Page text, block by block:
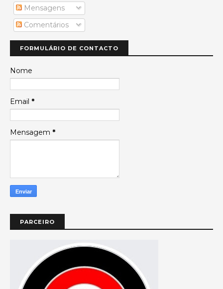
Mensagens
Comentários
FORMULÁRIO DE CONTACTO
Nome
Email *
Mensagem *
PARCEIRO